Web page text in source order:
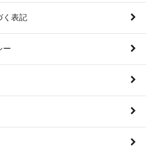
く表記
ー